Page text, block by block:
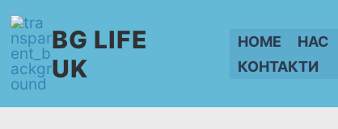
Skip
to
content
BG LIFE
UK
HOME НАС
КОНТАКТИ